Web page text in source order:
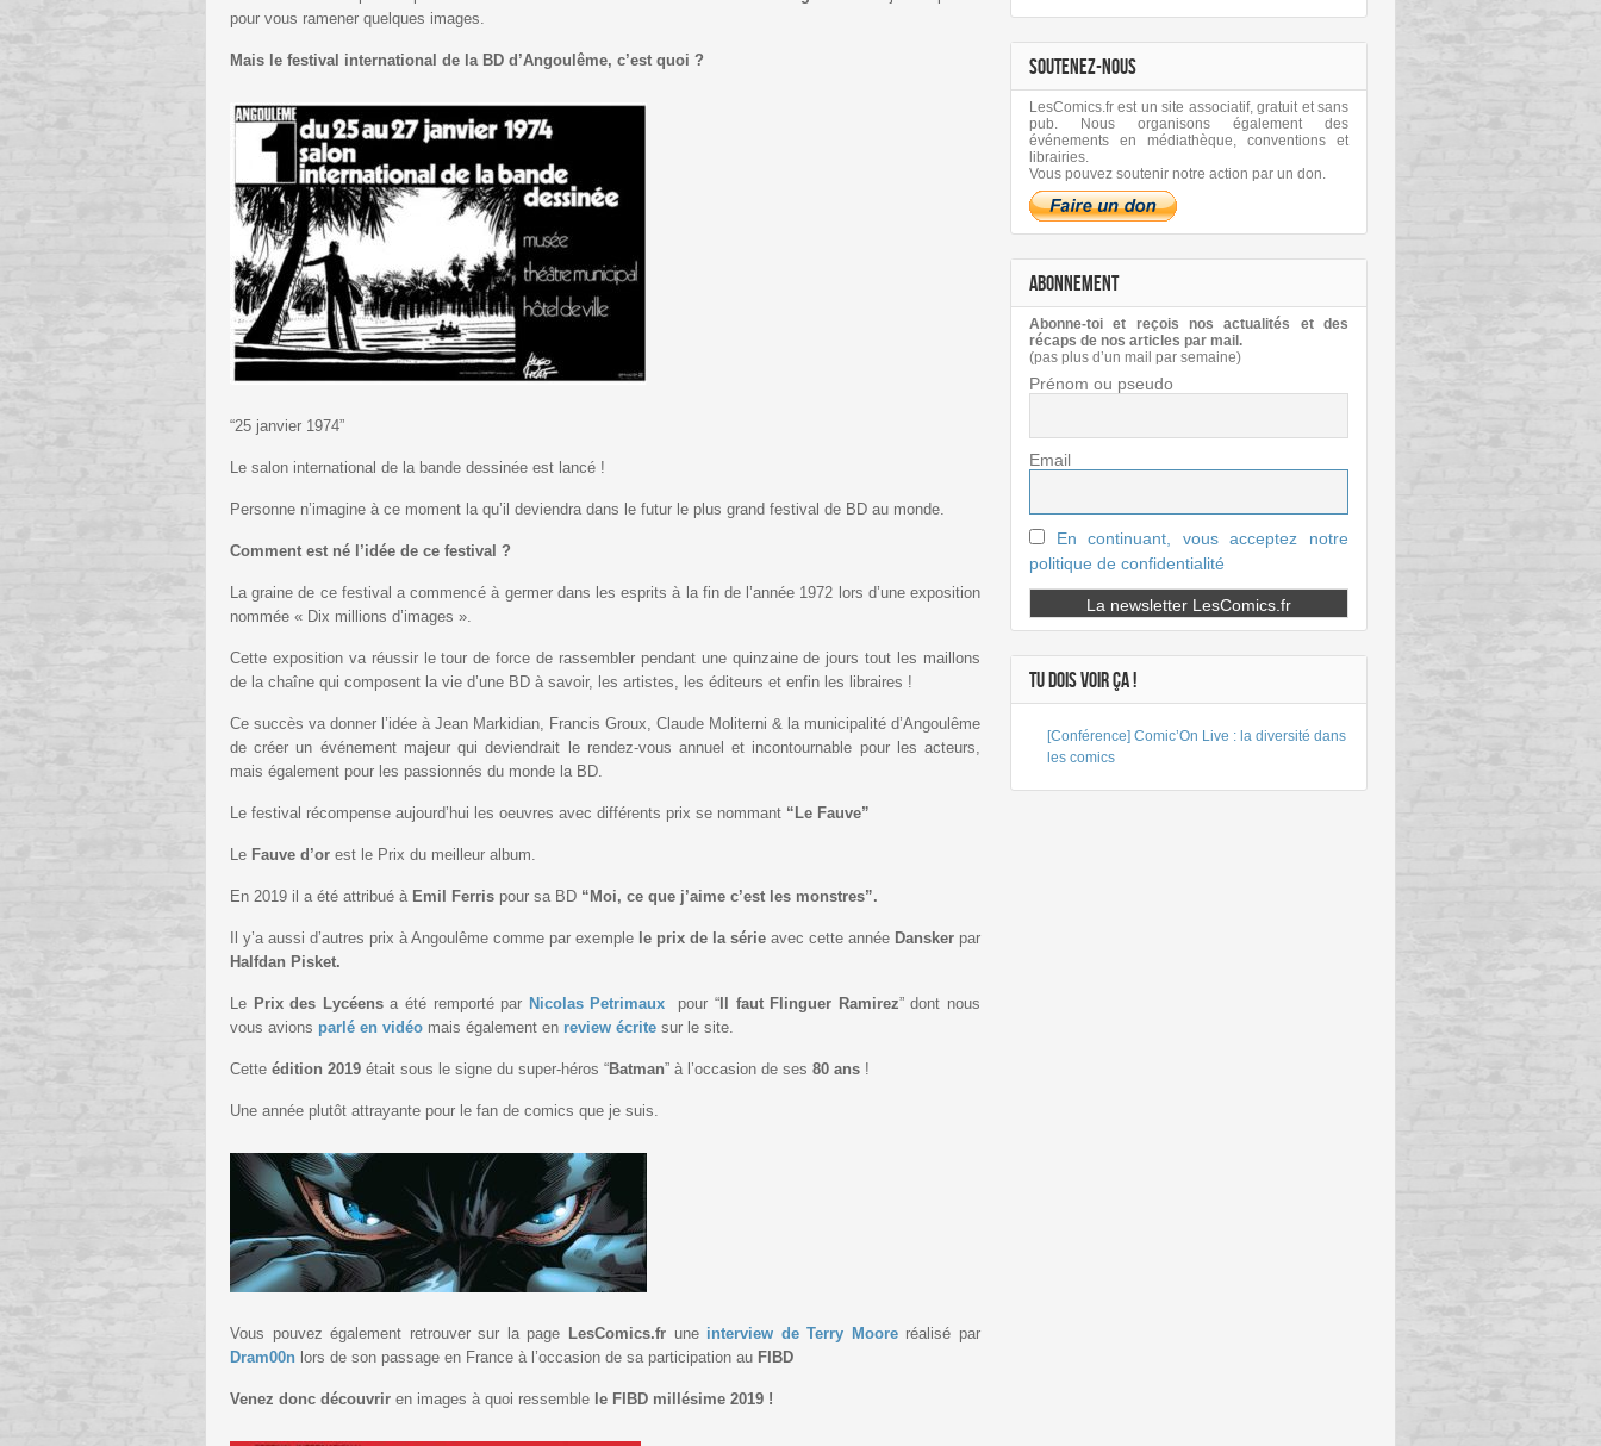
pour vous ramener quelques images.
Mais le festival international de la BD d’Angoulême, c’est quoi ?
“25 janvier 1974”
Le salon international de la bande dessinée est lancé !
Personne n’imagine à ce moment la qu’il deviendra dans le futur le plus grand festival de BD au monde.
Comment est né l’idée de ce festival ?
La graine de ce festival a commencé à germer dans les esprits à la fin de l’année 1972 lors d’une exposition
nommée « Dix millions d’images ».
Cette exposition va réussir le tour de force de rassembler pendant une quinzaine de jours tout les maillons
de la chaîne qui composent la vie d’une BD à savoir, les artistes, les éditeurs et enfin les libraires !
Ce succès va donner l’idée à Jean Markidian, Francis Groux, Claude Moliterni & la municipalité d’Angoulême
de créer un événement majeur qui deviendrait le rendez-vous annuel et incontournable pour les acteurs,
mais également pour les passionnés du monde la BD.
Le festival récompense aujourd’hui les oeuvres avec différents prix se nommant “Le Fauve”
Le Fauve d’or est le Prix du meilleur album.
En 2019 il a été attribué à Emil Ferris pour sa BD “Moi, ce que j’aime c’est les monstres”.
Il y’a aussi d’autres prix à Angoulême comme par exemple le prix de la série avec cette année Dansker par
Halfdan Pisket.
Le Prix des Lycéensa été remporté par Nicolas Petrimaux pour “ Il faut Flinguer Ramirez” dont nous
vous avions parlé en vidéo mais également en review écrite sur le site.
Cette édition 2019 était sous le signe du super-héros “Batman” à l’occasion de ses 80 ans !
Une année plutôt attrayante pour le fan de comics que je suis.
Vous pouvez également retrouver sur la page LesComics.fr une interview de Terry Moore réalisé par
Dram00n lors de son passage en France à l’occasion de sa participation au FIBD
Venez donc découvrir en images à quoi ressemble le FIBD millésime 2019 !
SOUTENEZ-NOUS
LesComics.fr est un site associatif, gratuit et sans
pub. Nous organisons également des
événements en médiathèque, conventions et
librairies.
Vous pouvez soutenir notre action par un don.
ABONNEMENT
Abonne-toi et reçois nos actualités et des
récaps de nos articles par mail.
(pas plus d’un mail par semaine)
Prénom ou pseudo
Email
En continuant, vous acceptez notre
politique de confidentialité
TU DOIS VOIR ÇA !
[Conférence] Comic’On Live : la diversité dans
les comics